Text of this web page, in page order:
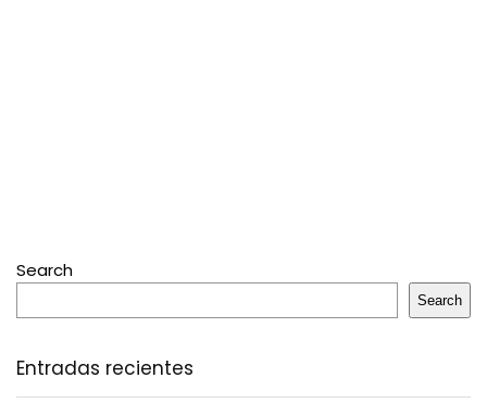
Search
Search
Entradas recientes